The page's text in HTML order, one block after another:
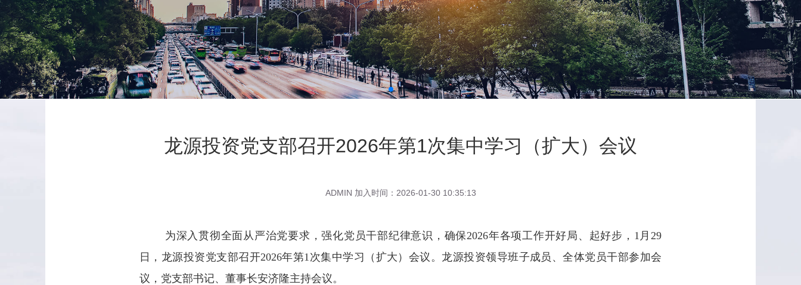
龙源投资党支部召开2026年第1次集中学习（扩大）会议
ADMIN 加入时间：2026-01-30 10:35:13
为深入贯彻全面从严治党要求，强化党员干部纪律意识，确保2026年各项工作开好局、起好步，1月29
日，龙源投资党支部召开2026年第1次集中学习（扩大）会议。龙源投资领导班子成员、全体党员干部参加会
议，党支部书记、董事长安济隆主持会议。